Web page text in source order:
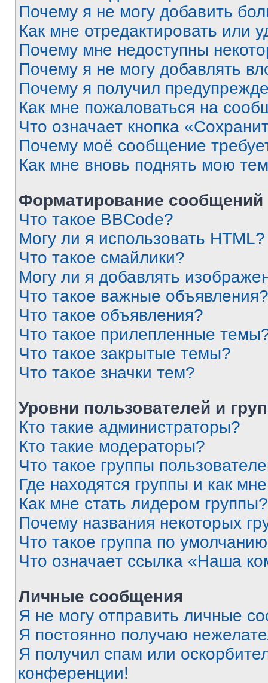
Почему я не могу добавить
Как мне отредактировать или
Почему мне недоступны
Почему я не могу добавлять
Почему я получил
Как мне пожаловаться на
Что означает кнопка
Почему моё сообщение
Как мне вновь поднять мою
Форматирование
Что такое BBCode?
Могу ли я использовать HTML?
Что такое смайлики?
Могу ли я добавлять
Что такое важные объявления?
Что такое объявления?
Что такое прилепленные
Что такое закрытые темы?
Что такое значки тем?
Уровни пользователей и
Кто такие администраторы?
Кто такие модераторы?
Что такое группы
Где находятся группы и как
Как мне стать лидером группы?
Почему названия некоторых
Что такое группа по
Что означает ссылка «Наша
Личные сообщения
Я не могу отправить личные
Я постоянно получаю
Я получил спам или
конференции!